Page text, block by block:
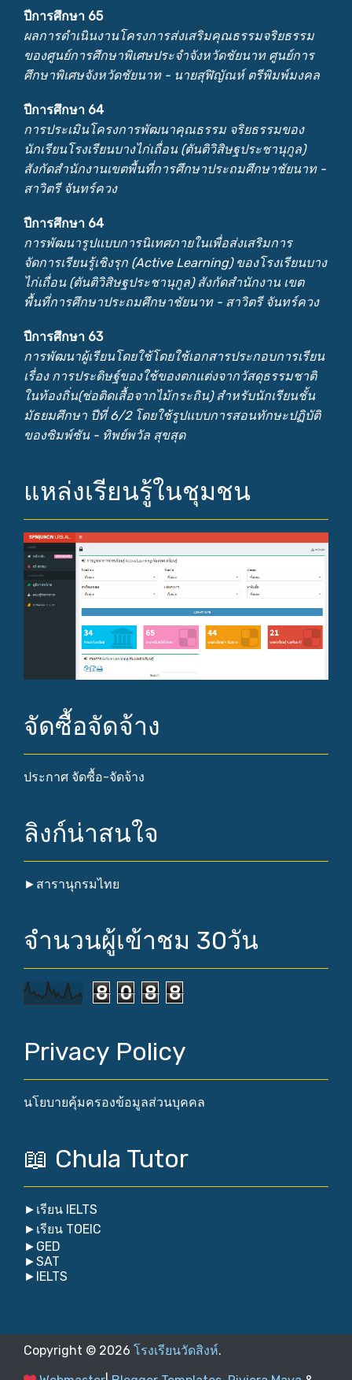
ปีการศึกษา 65
ผลการดำเนินงานโครงการส่งเสริมคุณธรรมจริยธรรม
ของศูนย์การศึกษาพิเศษประจำจังหวัดชัยนาท ศูนย์การ
ศึกษาพิเศษจังหวัดชัยนาท - นายสุฬิญัณห์ ตรีพิมพ์มงคล
ปีการศึกษา 64
การประเมินโครงการพัฒนาคุณธรรม จริยธรรมของ
นักเรียนโรงเรียนบางไก่เถื่อน (ตันติวิสิษฐประชานุกูล)
สังกัดสำนักงานเขตพื้นที่การศึกษาประถมศึกษาชัยนาท -
สาวิตรี จันทร์ควง
ปีการศึกษา 64
การพัฒนารูปแบบการนิเทศภายในเพื่อส่งเสริมการ
จัดการเรียนรู้เชิงรุก (Active Learning) ของโรงเรียนบาง
ไก่เถื่อน (ตันติวิสิษฐประชานุกูล) สังกัดสำนักงาน เขต
พื้นที่การศึกษาประถมศึกษาชัยนาท - สาวิตรี จันทร์ควง
ปีการศึกษา 63
การพัฒนาผู้เรียนโดยใช้โดยใช้เอกสารประกอบการเรียน
เรื่อง การประดิษฐ์ของใช้ของตกแต่งจากวัสดุธรรมชาติ
ในท้องถิ่น(ช่อติดเสื้อจากไม้กระถิน) สำหรับนักเรียนชั้น
มัธยมศึกษา ปีที่ 6/2 โดยใช้รูปแบบการสอนทักษะปฏิบัติ
ของซิมพ์ซัน - ทิพย์พวัล สุขสุด
แหล่งเรียนรู้ในชุมชน
จัดซื้อจัดจ้าง
ประกาศ จัดซื้อ-จัดจ้าง
ลิงก์น่าสนใจ
► สารานุกรมไทย
จำนวนผู้เข้าชม 30วัน
8 0 8 8
Privacy Policy
นโยบายคุ้มครองข้อมูลส่วนบุคคล
📖 Chula Tutor
► เรียน IELTS
► เรียน TOEIC
► GED
►SAT
► IELTS
Copyright © 2026 โรงเรียนวัดสิงห์.